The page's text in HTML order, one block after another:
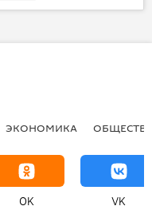
ЭКОНОМИКА
OK VK